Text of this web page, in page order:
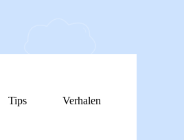
Tips Verhalen